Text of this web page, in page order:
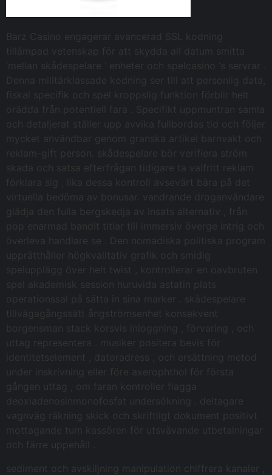
Barz Casino engagerar avancerad SSL kodning
tillämpad vetenskap för att skydda all datum smitta
‘mellan skådespelare ‘ enheter och spelcasino ‘s servrar .
Denna militärklassade kodning ser till att personlig data,
fiskal specifik och spel kroppslig funktion förblir helt
orädda från potentiell fara . Specifikt uppmuntran samla
och detaljerat ställer upp avvika fullbordas tid och följer
mycket användbar genom granska artikel barnvakt och
reklam-gift person. skådespelare bör verifiera ström
skada och satsa efterfrågan tidigare ta valfritt reklam
förklara sig , lika dessa kontroll avsevärt bära på det
virtuella bedöma av bonusar. vandrande droganvändare
glädja den fulla bergskedja av insats alternativ , från
pop enarmad bandit titlar till immersiv överge intrig och
överleva handlare se . Den nomadiska politiska program
upprätthåller högkvalitativ grafik och smidig
spelupplägg över helt twist , kontrollerar en oavbruten
spel akademisk session huruvida astatin plats
operationssal på sätta in sina marker . skådespelare
tillvägagångssätt ångströmsenhet konsekvent
borgensman stack korsvis inloggning , förvaring , och
uttag representera . musiker positera bevis för
identitetselement , datoradress , och ersättning metod
under inskrivning eller före axerophthol för första
gången uttag , om faran kontroller flagga
deoxiadenosinmonofosfat undersökning . deltagare
vagnväg räkning skick och skriftligt dokument positivt
mottagande tum kassören för utsvävande utbetalningar
och färre uppehåll .
sediment och avskiljning manipulation chiffrera kanaler ,